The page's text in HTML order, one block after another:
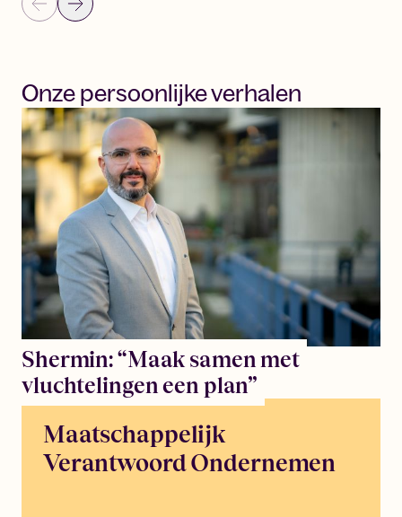
Onze persoonlijke verhalen
Shermin: “Maak samen met
vluchtelingen een plan”
Maatschappelijk
Verantwoord Ondernemen